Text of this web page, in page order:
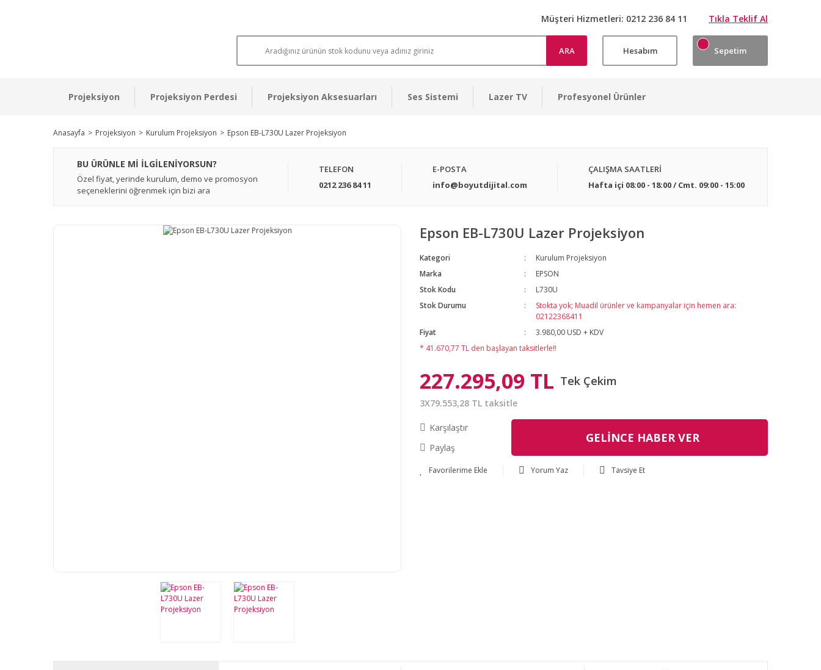
Müşteri Hizmetleri: 0212 236 84 11 Tıkla Teklif Al
ARA Hesabım Sepetim
Projeksiyon Projeksiyon Perdesi Projeksiyon Aksesuarları Ses Sistemi Lazer TV Profesyonel Ürünler
Anasayfa Projeksiyon Kurulum Projeksiyon Epson EB-L730U Lazer Projeksiyon
BU ÜRÜNLE Mİ İLGİLENİYORSUN?
Özel fiyat, yerinde kurulum, demo ve promosyon
seçeneklerini öğrenmek için bizi ara
TELEFON
0212 236 84 11
E-POSTA
info@boyutdijital.com
ÇALIŞMA SAATLERİ
Hafta içi 08:00 - 18:00 / Cmt. 09:00 - 15:00
Epson EB-L730U Lazer Projeksiyon
Kategori
Kurulum Projeksiyon
Marka
EPSON
Stok Kodu
L730U
Stok Durumu
Stokta yok; Muadil ürünler ve kampanyalar için hemen ara:
02122368411
Fiyat
3.980,00 USD + KDV
* 41.670,77 TL den başlayan taksitlerle!!
227.295,09 TL Tek Çekim
3X79.553,28 TL taksitle
Karşılaştır
Paylaş
GELİNCE HABER VER
Yorum Yaz Tavsiye Et